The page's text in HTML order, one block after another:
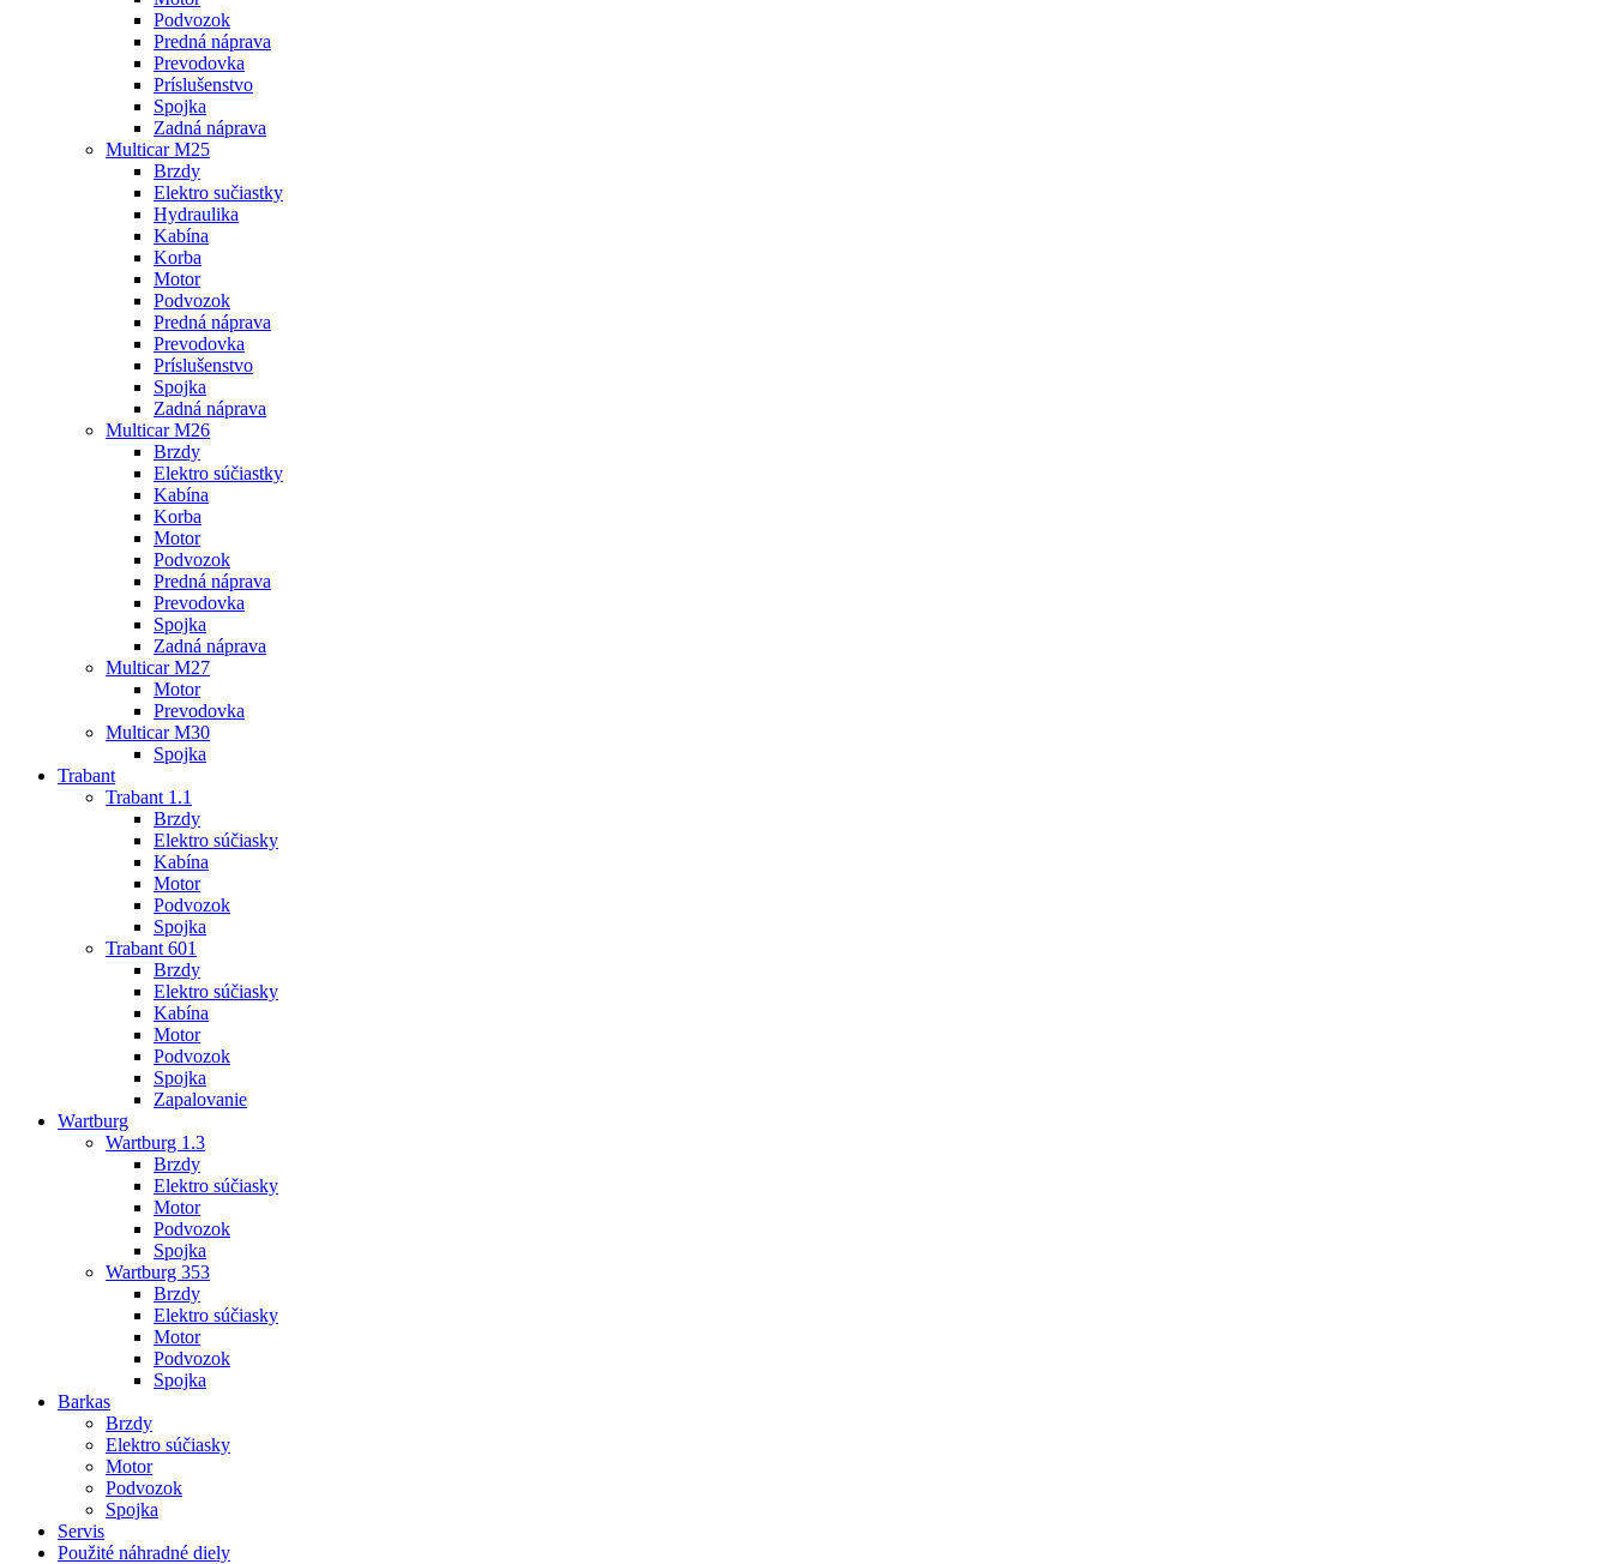
Podvozok
Predná náprava
Prevodovka
Príslušenstvo
Spojka
Zadná náprava
Multicar M25
Brzdy
Elektro sučiastky
Hydraulika
Kabína
Korba
Motor
Podvozok
Predná náprava
Prevodovka
Príslušenstvo
Spojka
Zadná náprava
Multicar M26
Brzdy
Elektro súčiastky
Kabína
Korba
Motor
Podvozok
Predná náprava
Prevodovka
Spojka
Zadná náprava
Multicar M27
Motor
Prevodovka
Multicar M30
Spojka
Trabant
Trabant 1.1
Brzdy
Elektro súčiasky
Kabína
Motor
Podvozok
Spojka
Trabant 601
Brzdy
Elektro súčiasky
Kabína
Motor
Podvozok
Spojka
Zapalovanie
Wartburg
Wartburg 1.3
Brzdy
Elektro súčiasky
Motor
Podvozok
Spojka
Wartburg 353
Brzdy
Elektro súčiasky
Motor
Podvozok
Spojka
Barkas
Brzdy
Elektro súčiasky
Motor
Podvozok
Spojka
Servis
Použité náhradné diely